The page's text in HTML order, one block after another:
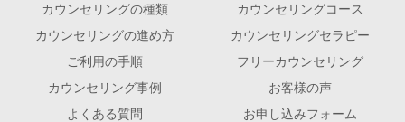
カウンセリングの種類
カウンセリングコース
カウンセリングの進め方
カウンセリングセラピー
ご利用の手順
フリーカウンセリング
カウンセリング事例
お客様の声
よくある質問
お申し込みフォーム